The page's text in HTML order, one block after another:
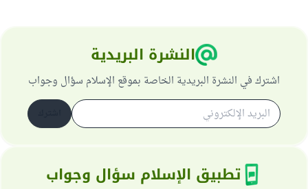
النشرة البريدية
اشترك في النشرة البريدية الخاصة بموقع الإسلام سؤال وجواب
تطبيق الإسلام سؤال وجواب